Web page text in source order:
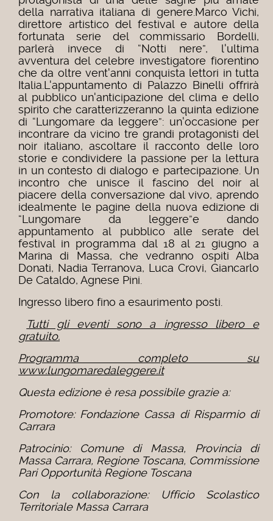
della narrativa italiana di genere. Marco Vichi,
direttore artistico del festival e autore della
fortunata serie del commissario Bordelli,
parlerà invece di “Notti nere”, l'ultima
avventura del celebre investigatore fiorentino
che da oltre vent'anni conquista lettori in tutta
Italia. L'appuntamento di Palazzo Binelli offrirà
al pubblico un'anticipazione del clima e dello
spirito che caratterizzeranno la quinta edizione
di “Lungomare da leggere”: un'occasione per
incontrare da vicino tre grandi protagonisti del
noir italiano, ascoltare il racconto delle loro
storie e condividere la passione per la lettura
in un contesto di dialogo e partecipazione. Un
incontro che unisce il fascino del noir al
piacere della conversazione dal vivo, aprendo
idealmente le pagine della nuova edizione di
“Lungomare da leggere”e dando
appuntamento al pubblico alle serate del
festival in programma dal 18 al 21 giugno a
Marina di Massa, che vedranno ospiti Alba
Donati, Nadia Terranova, Luca Crovi, Giancarlo
De Cataldo, Agnese Pini.
Ingresso libero fino a esaurimento posti.
Tutti gli eventi sono a ingresso libero e
gratuito.
Programma completo su
www.lungomaredaleggere.it
Questa edizione è resa possibile grazie a:
Promotore: Fondazione Cassa di Risparmio di
Carrara
Patrocinio: Comune di Massa, Provincia di
Massa Carrara, Regione Toscana, Commissione
Pari Opportunità Regione Toscana
Con la collaborazione: Ufficio Scolastico
Territoriale Massa Carrara